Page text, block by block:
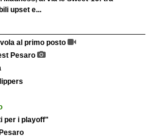
upset e...
al primo posto
Pesaro
per i playoff"